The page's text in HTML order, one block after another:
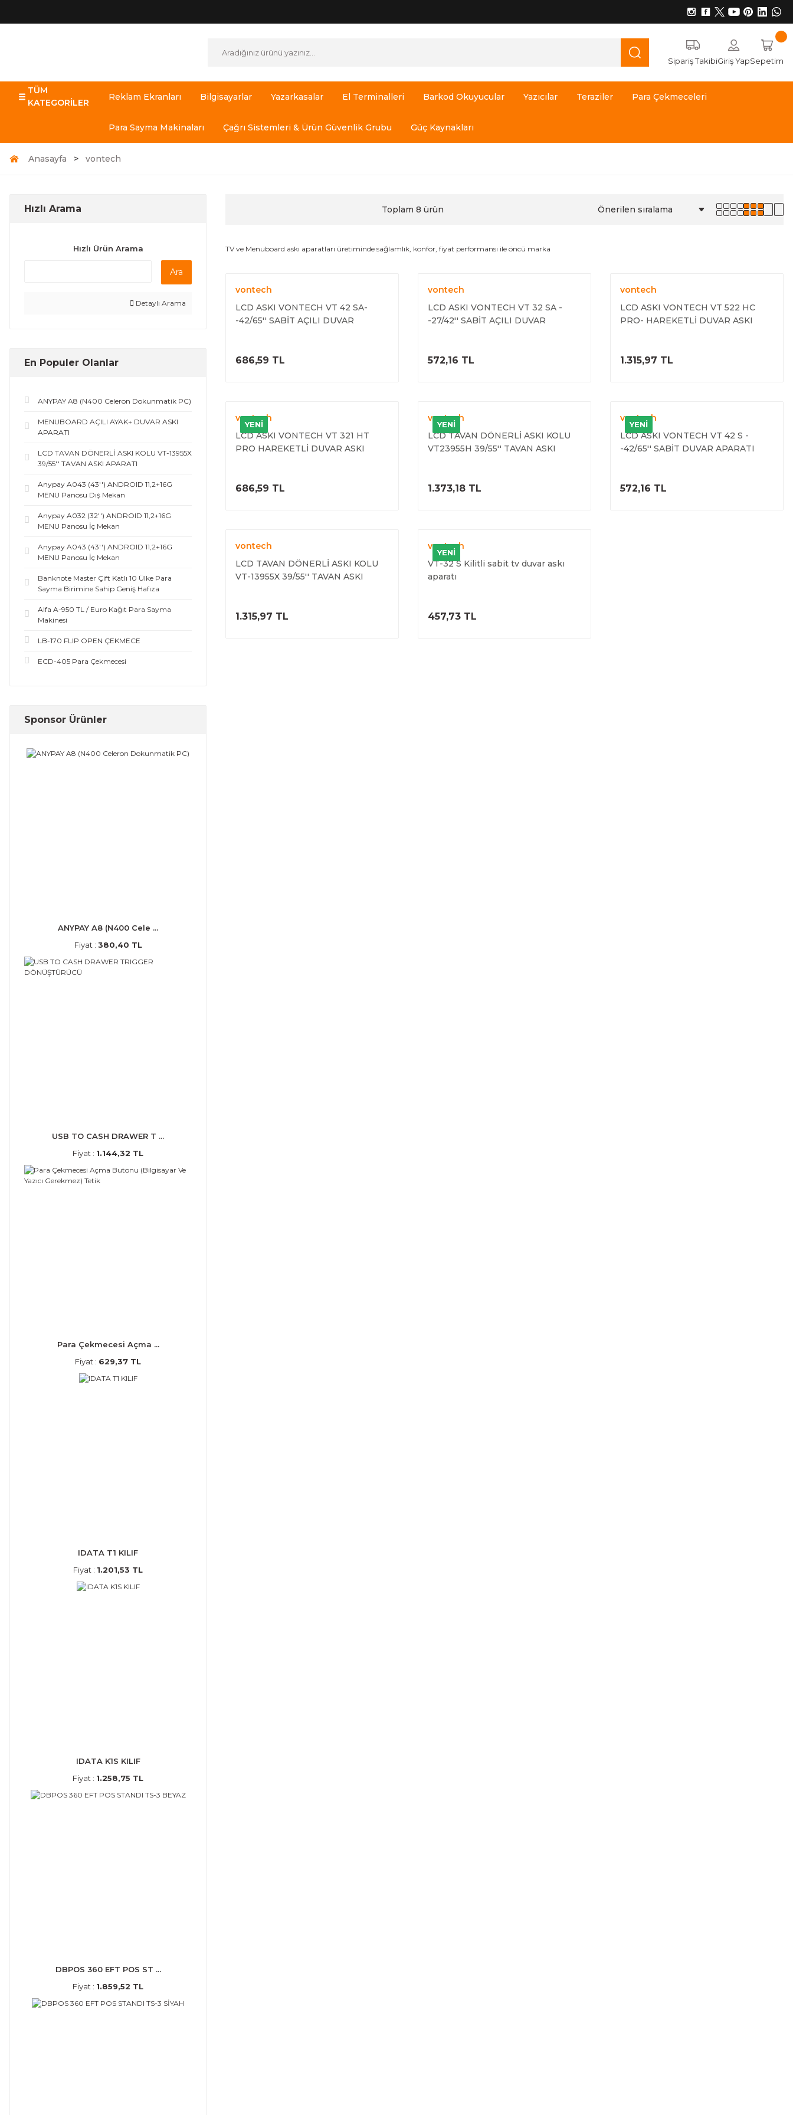
Sipariş TakibiGiriş YapSepetim
TÜM
KATEGORİLER
Reklam Ekranları Bilgisayarlar Yazarkasalar El Terminalleri Barkod Okuyucular Yazıcılar Teraziler Para Çekmeceleri
Para Sayma Makinaları Çağrı Sistemleri & Ürün Güvenlik Grubu Güç Kaynakları
Anasayfa vontech
Hızlı Arama
Hızlı Ürün Arama
Ara
Detaylı Arama
En Populer Olanlar
ANYPAY A8 (N400 Celeron Dokunmatik PC)
MENUBOARD AÇILI AYAK+ DUVAR ASKI
APARATI
LCD TAVAN DÖNERLİ ASKI KOLU VT-13955X
39/55'' TAVAN ASKI APARATI
Anypay A043 (43'') ANDROID 11,2+16G
MENU Panosu Dış Mekan
Anypay A032 (32'') ANDROID 11,2+16G
MENU Panosu İç Mekan
Anypay A043 (43'') ANDROID 11,2+16G
MENU Panosu İç Mekan
Banknote Master Çift Katlı 10 Ülke Para
Sayma Birimine Sahip Geniş Hafıza
Alfa A-950 TL / Euro Kağıt Para Sayma
Makinesi
LB-170 FLIP OPEN ÇEKMECE
ECD-405 Para Çekmecesi
Sponsor Ürünler
ANYPAY A8 (N400 Cele ...
Fiyat : 380,40 TL
USB TO CASH DRAWER T ...
Fiyat : 1.144,32 TL
Para Çekmecesi Açma ...
Fiyat : 629,37 TL
IDATA T1 KILIF
Fiyat : 1.201,53 TL
IDATA K1S KILIF
Fiyat : 1.258,75 TL
DBPOS 360 EFT POS ST ...
Fiyat : 1.859,52 TL
Toplam 8 ürün
TV ve Menuboard askı aparatları üretiminde sağlamlık, konfor, fiyat performansı ile öncü marka
vontech
LCD ASKI VONTECH VT 42 SA-
-42/65'' SABİT AÇILI DUVAR
686,59 TL
ÜRÜNÜ İNCELE
vontech
LCD ASKI VONTECH VT 32 SA -
-27/42'' SABİT AÇILI DUVAR
572,16 TL
ÜRÜNÜ İNCELE
vontech
LCD ASKI VONTECH VT 522 HC
PRO- HAREKETLİ DUVAR ASKI
1.315,97 TL
ÜRÜNÜ İNCELE
YENİ
vontech
LCD ASKI VONTECH VT 321 HT
PRO HAREKETLİ DUVAR ASKI
686,59 TL
ÜRÜNÜ İNCELE
YENİ
vontech
LCD TAVAN DÖNERLİ ASKI KOLU
VT23955H 39/55'' TAVAN ASKI
1.373,18 TL
ÜRÜNÜ İNCELE
YENİ
vontech
LCD ASKI VONTECH VT 42 S -
-42/65'' SABİT DUVAR APARATI
572,16 TL
ÜRÜNÜ İNCELE
vontech
LCD TAVAN DÖNERLİ ASKI KOLU
VT-13955X 39/55'' TAVAN ASKI
1.315,97 TL
ÜRÜNÜ İNCELE
YENİ
vontech
VT-32 S Kilitli sabit tv duvar askı
aparatı
457,73 TL
ÜRÜNÜ İNCELE